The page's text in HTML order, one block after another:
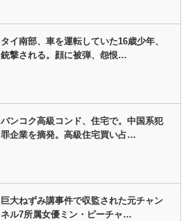
タイ南部、車を運転していた16歳少年、
銃撃される。顔に被弾、怨恨…
バンコク高級コンド、住宅で。中国系犯
罪企業を摘発。高級住宅買い占…
巨大ねずみ講事件で収監された元チャン
ネル7所属女優ミン・ピーチャ…